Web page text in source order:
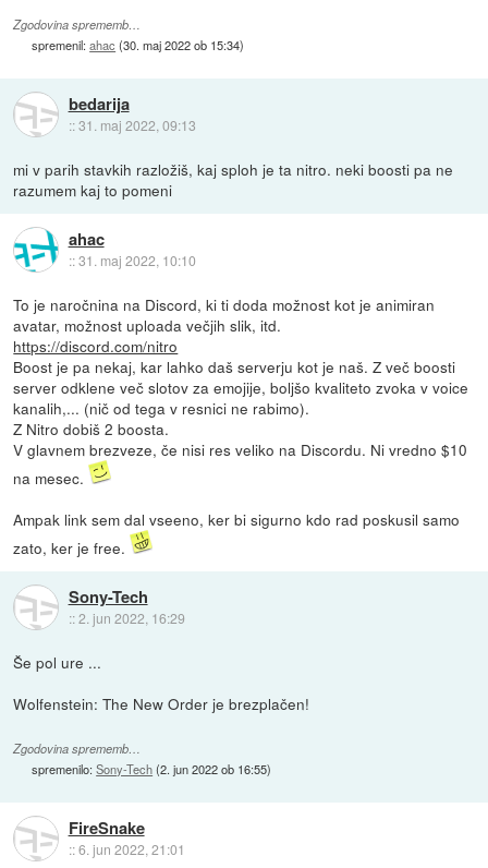
Zgodovina sprememb…
spremenil:ahac (30. maj 2022 ob 15:34)
bedarija
::31. maj 2022, 09:13
mi v parih stavkih razložiš, kaj sploh je ta nitro. neki boosti pa ne
razumem kaj to pomeni
ahac
::31. maj 2022, 10:10
To je naročnina na Discord, ki ti doda možnost kot je animiran
avatar, možnost uploada večjih slik, itd.
https://discord.com/nitro
Boost je pa nekaj, kar lahko daš serverju kot je naš. Z več boosti
server odklene več slotov za emojije, boljšo kvaliteto zvoka v voice
kanalih,... (nič od tega v resnici ne rabimo).
Z Nitro dobiš 2 boosta.
V glavnem brezveze, če nisi res veliko na Discordu. Ni vredno $10
na mesec.
Ampak link sem dal vseeno, ker bi sigurno kdo rad poskusil samo
zato, ker je free.
Sony-Tech
::2. jun 2022, 16:29
Še pol ure ...
Wolfenstein: The New Order je brezplačen!
Zgodovina sprememb…
spremenilo:Sony-Tech(2. jun 2022 ob 16:55)
FireSnake
::6. jun 2022, 21:01